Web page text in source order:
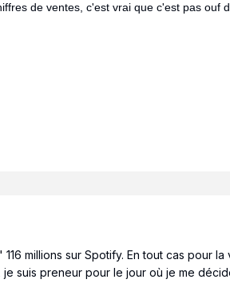
de ventes, c'est vrai que c'est pas ouf
millions sur Spotify. En tout cas
suis preneur pour le jour où je me